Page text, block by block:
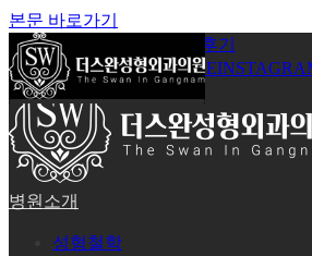
본문 바로가기
공지사항
시술후기
로그인회원가입YOUTUBE
병원소개
성형철학